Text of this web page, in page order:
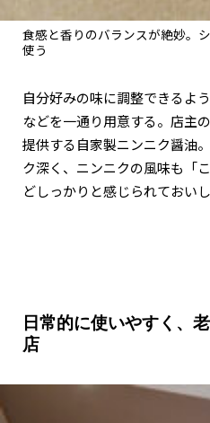
食感と香りのバランスが絶妙。
使う
自分好みの味に調整できるよ
などを一通り用意する。店主
提供する自家製ニンニク醤油
ク深く、ニンニクの風味も「
どしっかりと感じられておいし
日常的に使いやすく、
店